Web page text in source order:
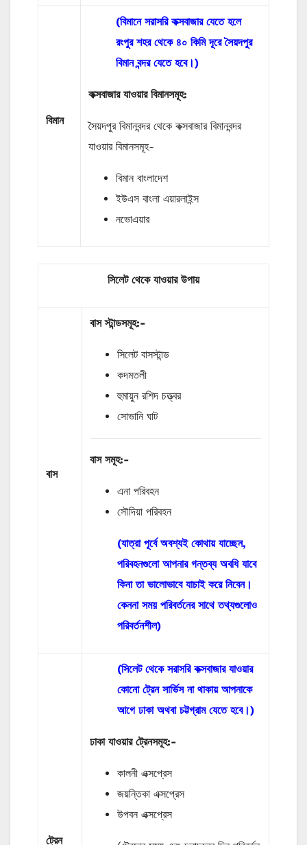
বিমান
(বিমানে সরাসরি কক্সবাজার যেতে হলে
রংপুর শহর থেকে ৪০ কিমি দূরে সৈয়দপুর
বিমান বন্দর যেতে হবে।)
কক্সবাজার যাওয়ার বিমানসমূহ:
সৈয়দপুর বিমানবন্দর থেকে কক্সবাজার বিমানবন্দর
যাওয়ার বিমানসমূহ-
বিমান বাংলাদেশ
ইউএস বাংলা এয়ারলাইন্স
নভোএয়ার
সিলেট থেকে যাওয়ার উপায়
বাস
বাস স্টান্ডসমূহ:-
সিলেট বাসস্টান্ড
কদমতলী
হুমায়ুন রশিদ চত্ত্বর
সোভানি ঘাট
বাস সমূহ:-
এনা পরিবহন
সৌদিয়া পরিবহন
(যাত্রা পূর্বে অবশ্যই কোথায় যাচ্ছেন,
পরিবহনগুলো আপনার গন্তব্য অবধি যাবে
কিনা তা ভালোভাবে যাচাই করে নিবেন।
কেননা সময় পরিবর্তনের সাথে তথ্যগুলোও
পরিবর্তনশীল)
ট্রেন
(সিলেট থেকে সরাসরি কক্সবাজার যাওয়ার
কোনো ট্রেন সার্ভিস না থাকায় আপনাকে
আগে ঢাকা অথবা চট্টগ্রাম যেতে হবে।)
ঢাকা যাওয়ার ট্রেনসমূহ:-
কালনী এক্সপ্রেস
জয়ন্তিকা এক্সপ্রেস
উপবন এক্সপ্রেস